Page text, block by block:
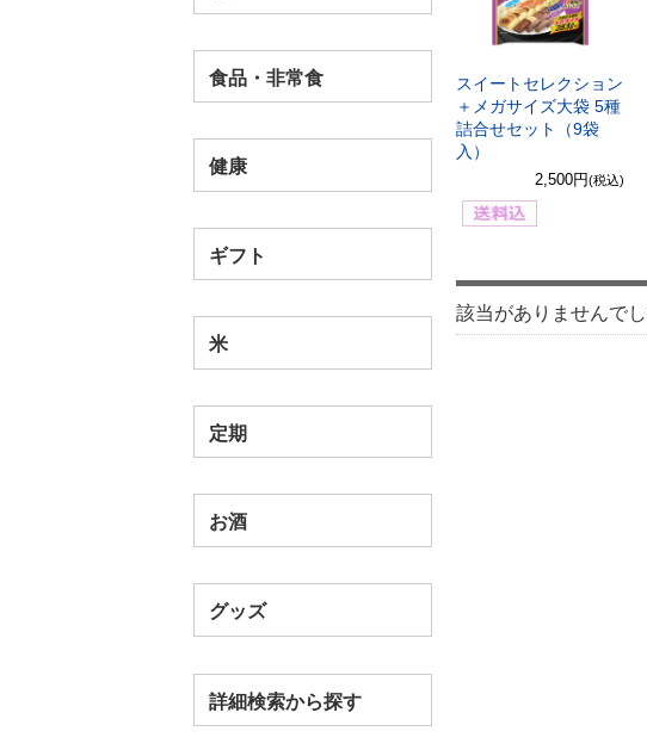
食品・非常食
健康
ギフト
米
定期
お酒
グッズ
詳細検索から探す
スイートセレクション
＋メガサイズ大袋 5種
詰合せセット（9袋
入）
2,500円(税込)
該当がありませんでし